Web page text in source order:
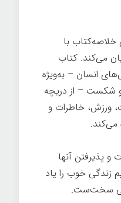
با
می‌کند. کتاب
انسان – به‌ویژه
و شکست – از دریچه
ورزش، خاطرات و
پذیرفتن آنها
زندگی خوب را یاد
سخت‌ست.